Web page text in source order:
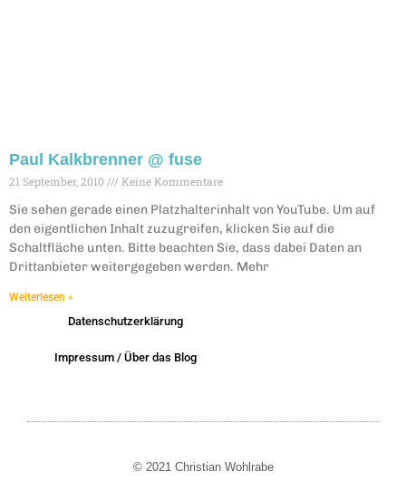
Paul Kalkbrenner @ fuse
21 September, 2010 Keine Kommentare
Sie sehen gerade einen Platzhalterinhalt von YouTube. Um auf
den eigentlichen Inhalt zuzugreifen, klicken Sie auf die
Schaltfläche unten. Bitte beachten Sie, dass dabei Daten an
Drittanbieter weitergegeben werden. Mehr
Weiterlesen »
Datenschutzerklärung
Impressum / Über das Blog
© 2021 Christian Wohlrabe